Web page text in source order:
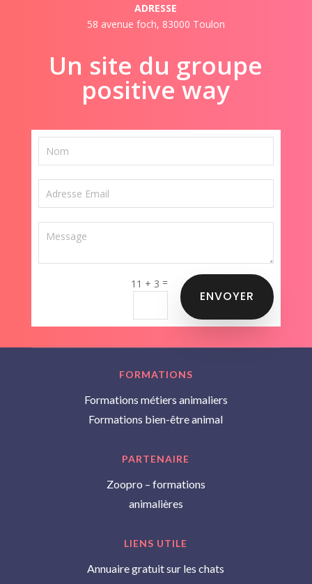
ADRESSE
58 avenue foch, 83000 Toulon
Un site du groupe
positive way
11 + 3 =
ENVOYER
FORMATIONS
Formations métiers animaliers
Formations bien-être animal
PARTENAIRE
Zoopro – formations
animalières
LIENS UTILE
Annuaire gratuit sur les chats